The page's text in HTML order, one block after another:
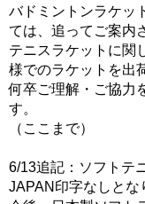
バドミントンラケッ
ては、追ってご案内
テニスラケットに関
様でのラケットを出
何卒ご理解・ご協力
す。
（ここまで）
6/13追記：ソフトテ
JAPAN印字なしとな